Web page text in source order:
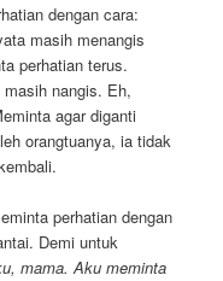
dengan cara:
masih menangis
perhatian terus.
masih nangis. Eh,
agar diganti
orangtuanya, ia tidak
perhatian dengan
Demi untuk
mama. Aku meminta